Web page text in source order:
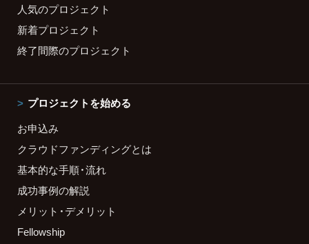
人気のプロジェクト
新着プロジェクト
終了間際のプロジェクト
プロジェクトを始める
お申込み
クラウドファンディングとは
基本的な手順・流れ
成功事例の解説
メリット・デメリット
Fellowship